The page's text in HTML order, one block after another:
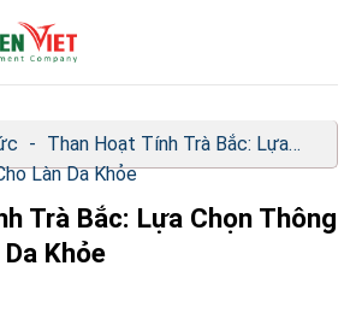
- Than Hoạt Tính Trà Bắc: Lựa
Làn Da Khỏe
Trà Bắc: Lựa Chọn Thông
Khỏe